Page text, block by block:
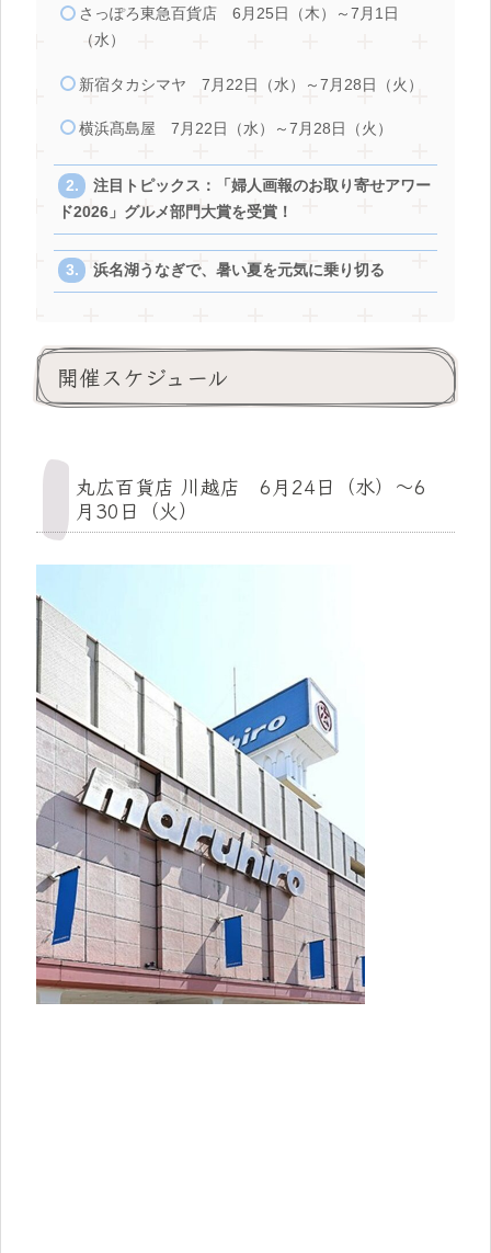
さっぽろ東急百貨店 6月25日（木）～7月1日
（水）
新宿タカシマヤ 7月22日（水）～7月28日（火）
横浜髙島屋 7月22日（水）～7月28日（火）
注目トピックス：「婦人画報のお取り寄せアワー
ド2026」グルメ部門大賞を受賞！
浜名湖うなぎで、暑い夏を元気に乗り切る
開催スケジュール
丸広百貨店 川越店 6月24日（水）～6
月30日（火）